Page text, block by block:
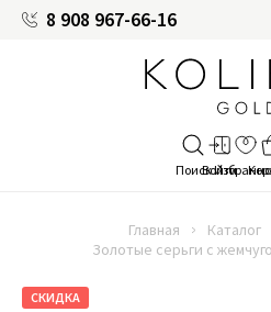
8 908 967-66-16
Главная Каталог
Золотые серьги с
СКИДКА